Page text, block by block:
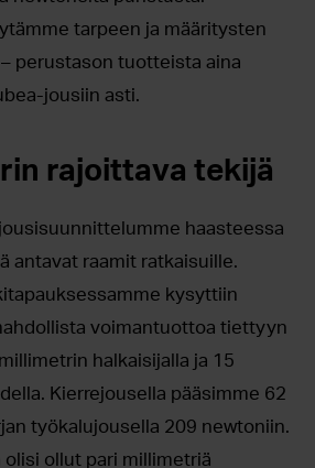
tarpeen ja määritysten
perustason tuotteista aina
jousiin asti.
rajoittava tekijä
haasteessa
antavat raamit ratkaisuille.
kysyttiin
voimantuottoa tiettyyn
halkaisijalla ja 15
Kierrejousella pääsimme 62
työkalujousella 209 newtoniin.
ollut pari millimetriä